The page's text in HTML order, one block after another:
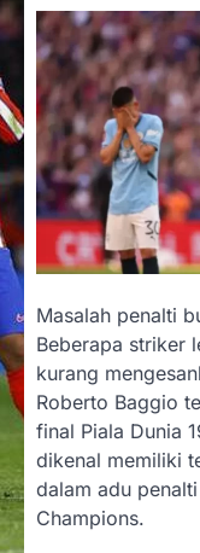
Masalah penalti
Beberapa striker
kurang
Roberto Baggio
final Piala Dunia
dikenal memiliki
dalam adu
Champions.